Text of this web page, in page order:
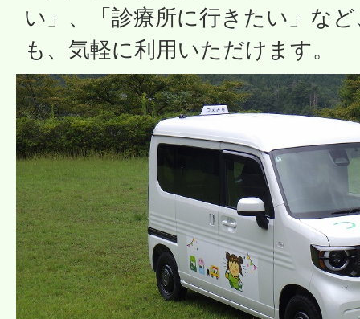
い」、「診療所に行きたい」な
も、気軽に利用いただけます。